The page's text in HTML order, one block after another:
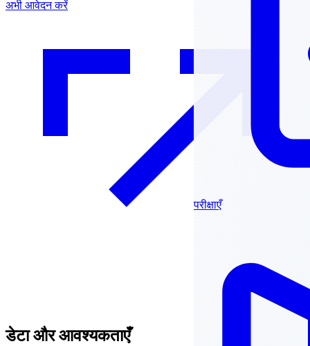
परीक्षाएँ
अभी आवेदन करें
डेटा और आवश्यकताएँ